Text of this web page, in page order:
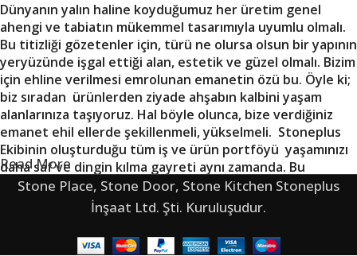
Dünyanın yalın haline koyduğumuz her üretim genel
ahengi ve tabiatın mükemmel tasarımıyla uyumlu olmalı.
Bu titizliği gözetenler için, türü ne olursa olsun bir yapının
yeryüzünde işgal ettiği alan, estetik ve güzel olmalı. Bizim
için ehline verilmesi emrolunan emanetin özü bu. Öyle ki;
biz sıradan ürünlerden ziyade ahşabın kalbini yaşam
alanlarınıza taşıyoruz. Hal böyle olunca, bize verdiğiniz
emanet ehil ellerde şekillenmeli, yükselmeli. Stoneplus
Ekibinin oluşturduğu tüm iş ve ürün portföyü yaşamınızı
daha saf ve dingin kılma gayreti aynı zamanda. Bu
gayretin her merhalesi ehil ellerle aşılmakta.
Devamı İçin Tıklayınız.
Read More
Stone Place, Stone Door, Stone Kitchen Stoneplus
İnşaat Ltd. Şti. Kuruluşudur.